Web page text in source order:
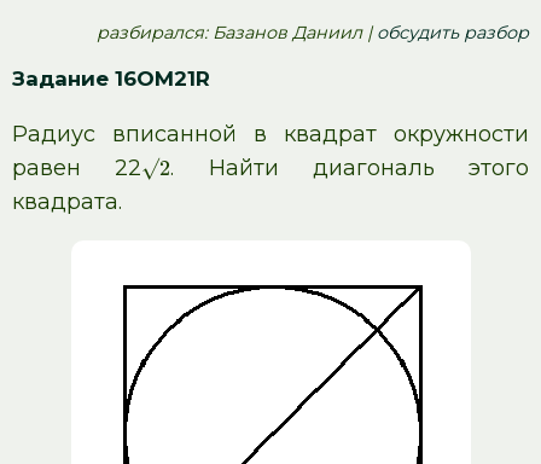
pазбирался: Базанов Даниил |обсудить разбор
Задание 16OM21R
Радиус вписанной в квадрат окружности
равен 22√2. Найти диагональ этого
квадрата.